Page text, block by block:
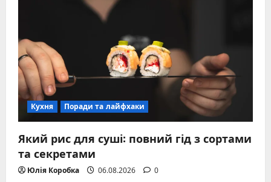
Кухня Поради та лайфхаки
Який рис для суші: повний гід з сортами
та секретами
Юлія Коробка 06.08.2026 0